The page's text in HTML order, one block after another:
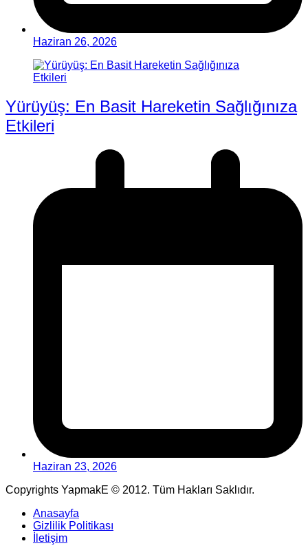
Haziran 26, 2026
Yürüyüş: En Basit Hareketin Sağlığınıza
Etkileri
Haziran 23, 2026
Copyrights YapmakE © 2012. Tüm Hakları Saklıdır.
Anasayfa
Gizlilik Politikası
İletişim